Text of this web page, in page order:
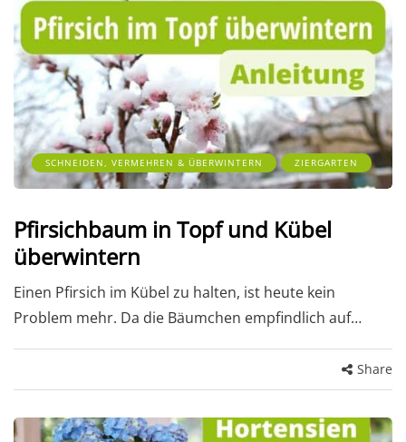
SCHNEIDEN, VERMEHREN & ÜBERWINTERN ZIERGARTEN
Pfirsichbaum in Topf und Kübel
überwintern
Einen Pfirsich im Kübel zu halten, ist heute kein
Problem mehr. Da die Bäumchen empfindlich auf…
Share